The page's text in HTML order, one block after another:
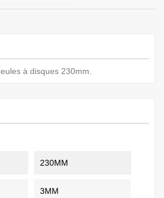
à disques 230mm.
230MM
3MM